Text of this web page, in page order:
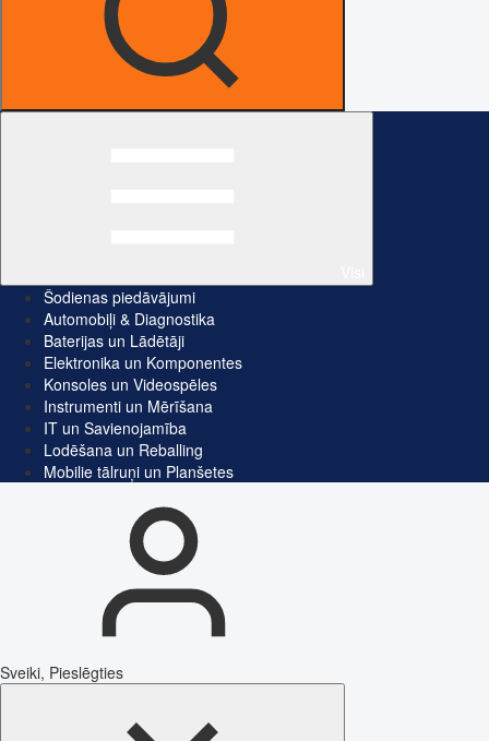
Šodienas piedāvājumi
Automobiļi & Diagnostika
Baterijas un Lādētāji
Elektronika un Komponentes
Konsoles un Videospēles
Instrumenti un Mērīšana
IT un Savienojamība
Lodēšana un Reballing
Mobilie tālruņi un Planšetes
Sveiki, Pieslēgties